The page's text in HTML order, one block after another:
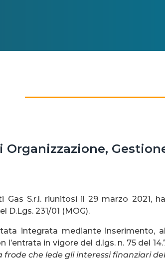
S.r.l. riunitosi il 29 marzo 2021,
D.Lgs. 231/01 (MOG).
integrata mediante inserimento,
in vigore del d.lgs. n. 75 del
frode che lede gli interessi finanziari